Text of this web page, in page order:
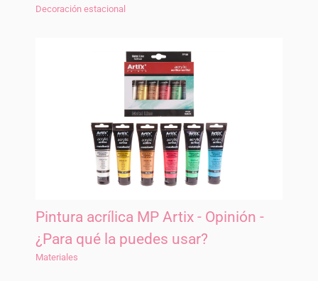
Decoración estacional
Pintura acrílica MP Artix - Opinión -
¿Para qué la puedes usar?
Materiales